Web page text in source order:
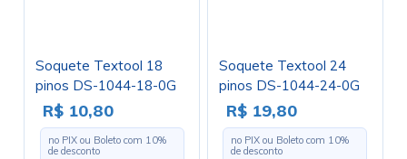
Soquete Textool 18
pinos DS-1044-18-0G
R$ 10,80
no PIX ou Boleto com 10%
de desconto
Soquete Textool 24
pinos DS-1044-24-0G
R$ 19,80
no PIX ou Boleto com 10%
de desconto